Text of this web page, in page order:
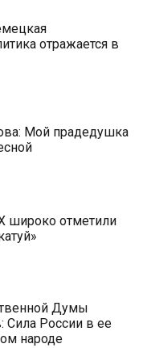
отражается в
Мой прадедушка
широко отметили
Думы
Сила России в ее
народе